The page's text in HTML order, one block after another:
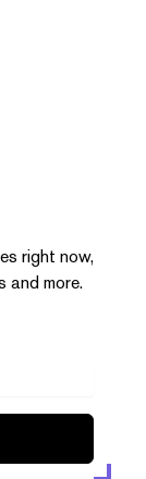
right now,
and more.